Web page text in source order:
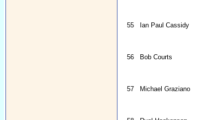
55 Ian Paul Cassidy
56 Bob Courts
57 Michael Graziano